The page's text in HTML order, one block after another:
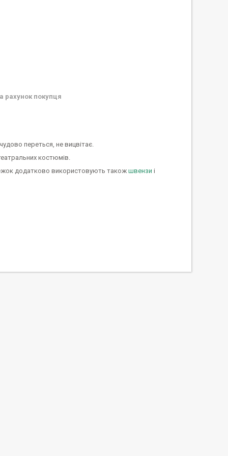
рахунок покупця
переться, не вицвітає.
костюмів.
додатково використовують також швензи і